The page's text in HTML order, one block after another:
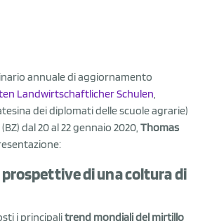
annuale di aggiornamento
Landwirtschaftlicher Schulen
dei diplomati delle scuole agrarie)
dal 20 al 22 gennaio 2020, Thomas
di una coltura di
i principalitrend mondiali del mirtillo